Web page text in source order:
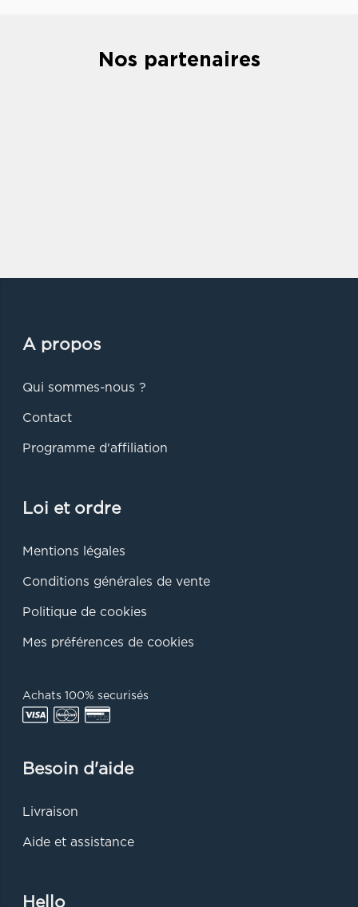
Nos partenaires
A propos
Qui sommes-nous ?
Contact
Programme d'affiliation
Loi et ordre
Mentions légales
Conditions générales de vente
Politique de cookies
Mes préférences de cookies
Achats 100% securisés
Besoin d'aide
Livraison
Aide et assistance
Hello